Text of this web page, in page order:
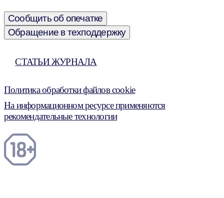
Сообщить об опечатке
Обращение в техподдержку
СТАТЬИ ЖУРНАЛА
Политика обработки файлов cookie
На информационном ресурсе применяются
рекомендательные технологии